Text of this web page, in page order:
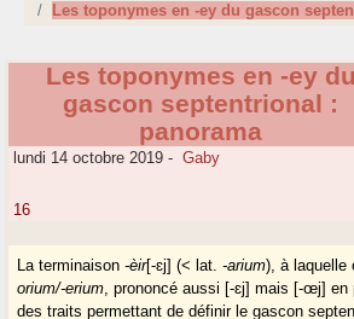
Les toponymes en -ey du gascon
Les toponymes en -ey du
gascon septentrional :
panorama
lundi 14 octobre 2019 - Gaby
16
La terminaison-èir[-ɛj] (< lat.-arium), à laquelle
orium/-erium, prononcé aussi [-ɛj] mais [-œj] en
des traits permettant de définir le gascon